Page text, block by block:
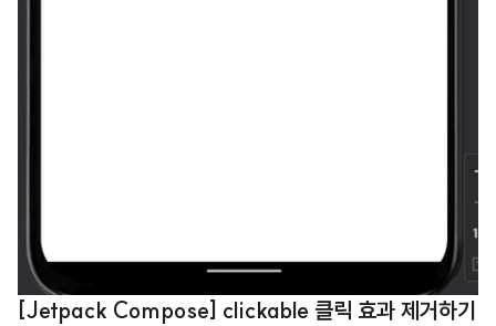
[Jetpack Compose] clickable 클릭 효과 제거하기